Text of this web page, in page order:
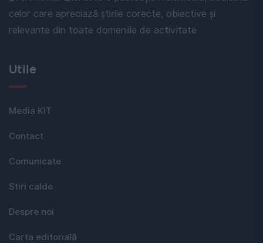
celor care apreciază știrile corecte, obiective și
relevante din toate domeniile de activitate
Utile
Media KIT
Contact
Comunicate
Stiri calde
Despre noi
Carta editorială